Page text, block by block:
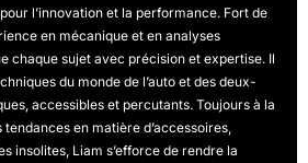
l’innovation et la performance. Fort de
en mécanique et en analyses
chaque sujet avec précision et expertise. Il
du monde de l’auto et des deux-
accessibles et percutants. Toujours à la
en matière d’accessoires,
insolites, Liam s’efforce de rendre la